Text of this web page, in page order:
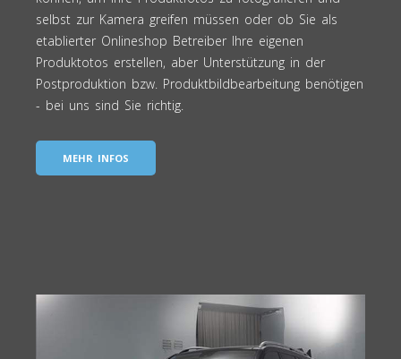
selbst zur Kamera greifen müssen oder ob Sie als
etablierter Onlineshop Betreiber Ihre eigenen
Produktotos erstellen, aber Unterstützung in der
Postproduktion bzw. Produktbildbearbeitung benötigen
- bei uns sind Sie richtig.
MEHR INFOS